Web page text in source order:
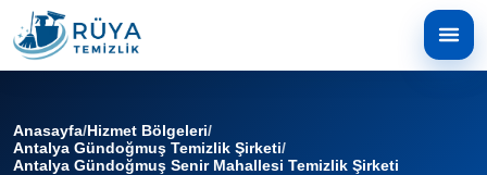
Anasayfa/Hizmet Bölgeleri/
Antalya Gündoğmuş Temizlik Şirketi/
Antalya Gündoğmuş Senir Mahallesi Temizlik Şirketi